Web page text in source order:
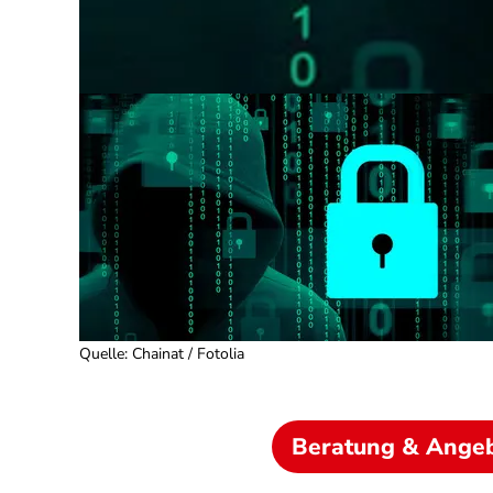
Quelle: Chainat / Fotolia
Beratung &